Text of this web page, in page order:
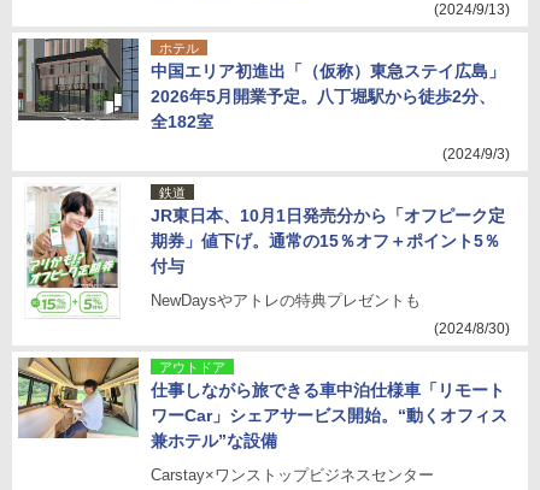
(2024/9/13)
ホテル
中国エリア初進出「（仮称）東急ステイ広島」
2026年5月開業予定。八丁堀駅から徒歩2分、
全182室
(2024/9/3)
鉄道
JR東日本、10月1日発売分から「オフピーク定
期券」値下げ。通常の15％オフ＋ポイント5％
付与
NewDaysやアトレの特典プレゼントも
(2024/8/30)
アウトドア
仕事しながら旅できる車中泊仕様車「リモート
ワーCar」シェアサービス開始。“動くオフィス
兼ホテル”な設備
Carstay×ワンストップビジネスセンター